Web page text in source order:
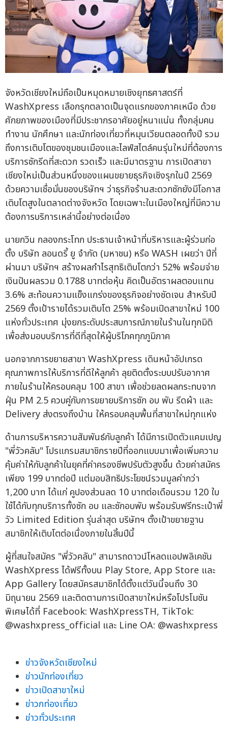
จังหวัดเชียงใหม่ถือเป็นหมุดหมายเชิงยุทธศาสตร์ที่
WashXpress เลือกรุกตลาดเป็นจุดแรกของภาคเหนือ ด้วย
ศักยภาพของเมืองที่มีประชากรอาศัยอยู่หนาแน่น ทั้งกลุ่มคน
ทำงาน นักศึกษา และนักท่องเที่ยวที่หมุนเวียนตลอดทั้งปี รวม
ถึงการเติบโตของชุมชนเมืองและไลฟ์สไตล์คนรุ่นใหม่ที่ต้องการ
บริการซักรีดที่สะดวก รวดเร็ว และมีมาตรฐาน การเปิดสาขา
เชียงใหม่เป็นส่วนหนึ่งของแผนขยายธุรกิจเชิงรุกในปี 2569
ด้วยความเชื่อมั่นของบริษัทฯ ว่าธุรกิจร้านสะดวกซักยังมีโอกาส
เติบโตสูงในตลาดต่างจังหวัด โดยเฉพาะในเมืองใหญ่ที่มีความ
ต้องการบริการเหล่านี้อย่างต่อเนื่อง
นายกวิน กลองกระโทก ประธานเจ้าหน้าที่บริหารและผู้ร่วมก่อ
ตั้ง บริษัท ลอนดรี้ ยู จำกัด (มหาชน) หรือ WASH เผยว่า ปีที่
ผ่านมา บริษัทฯ สร้างผลกำไรสุทธิเติบโตกว่า 52% พร้อมจ่าย
เงินปันผลรวม 0.1788 บาทต่อหุ้น คิดเป็นอัตราผลตอบแทน
3.6% สะท้อนความแข็งแกร่งของธุรกิจอย่างชัดเจน สำหรับปี
2569 ตั้งเป้ารายได้รวมเติบโต 25% พร้อมเปิดสาขาใหม่ 100
แห่งทั่วประเทศ มุ่งยกระดับประสบการณ์ภายในร้านในทุกมิติ
เพื่อส่งมอบบริการที่ดีที่สุดให้ผู้บริโภคทุกภูมิภาค
นอกจากการขยายสาขา WashXpress เดินหน้าอัปเกรด
คุณภาพการให้บริการที่ดีให้ลูกค้า ลุยติดตั้งระบบปรับอากาศ
ภายในร้านให้ครอบคลุม 100 สาขา เพื่อช่วยลดผลกระทบจาก
ฝุ่น PM 2.5 ควบคู่กับการขยายบริการซัก อบ พับ รีดผ้า และ
Delivery ส่งตรงถึงบ้าน ให้ครอบคลุมพื้นที่สาขาใหม่ทุกแห่ง
ด้านการบริหารความสัมพันธ์กับลูกค้า ได้มีการเปิดตัวแคมเปญ
"พี่วัวคลับ" โปรแกรมสมาชิกรายปีที่ออกแบบมาเพื่อเพิ่มความ
คุ้มค่าให้กับลูกค้าในยุคที่ค่าครองชีพปรับตัวสูงขึ้น ด้วยค่าสมัคร
เพียง 199 บาทต่อปี แต่มอบสิทธิประโยชน์รวมมูลค่ากว่า
1,200 บาท ได้แก่ คูปองส่วนลด 10 บาทต่อเดือนรวม 120 ใบ
ใช้ได้กับทุกบริการทั้งซัก อบ และซักอบพับ พร้อมรับฟรีกระเป๋าพี่
วัว Limited Edition รุ่นล่าสุด บริษัทฯ ตั้งเป้าขยายฐาน
สมาชิกให้เติบโตต่อเนื่องภายในสิ้นปีนี้
ผู้ที่สนใจสมัคร "พี่วัวคลับ" สามารถดาวน์โหลดแอปพลิเคชัน
WashXpress ได้ฟรีทั้งบน Play Store, App Store และ
App Gallery โดยสมัครสมาชิกได้ตั้งแต่วันนี้จนถึง 30
มิถุนายน 2569 และติดตามการเปิดสาขาใหม่หรือโปรโมชัน
พิเศษได้ที่ Facebook: WashXpressTH, TikTok:
@washxpress_official และ Line OA: @washxpress
ข่าวจังหวัดเชียงใหม่
ข่าวนักท่องเที่ยว
ข่าวเปิดสาขาใหม่
ข่าวกท่องเที่ยว
ข่าวทั่วประเทศ